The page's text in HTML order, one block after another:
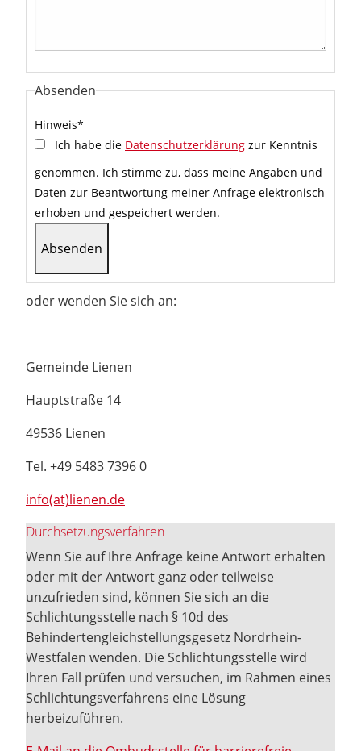
Absenden
Hinweis*
Ich habe die Datenschutzerklärung zur Kenntnis
genommen. Ich stimme zu, dass meine Angaben und
Daten zur Beantwortung meiner Anfrage elektronisch
erhoben und gespeichert werden.
oder wenden Sie sich an:
Gemeinde Lienen
Hauptstraße 14
49536 Lienen
Tel. +49 5483 7396 0
info(at)lienen.de
Durchsetzungsverfahren
Wenn Sie auf Ihre Anfrage keine Antwort erhalten
oder mit der Antwort ganz oder teilweise
unzufrieden sind, können Sie sich an die
Schlichtungsstelle nach § 10d des
Behindertengleichstellungsgesetz Nordrhein-
Westfalen wenden. Die Schlichtungsstelle wird
Ihren Fall prüfen und versuchen, im Rahmen eines
Schlichtungsverfahrens eine Lösung
herbeizuführen.